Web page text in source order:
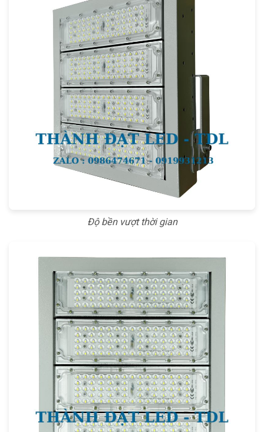
Độ bền vượt thời gian